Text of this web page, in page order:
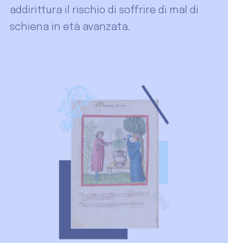
addirittura il rischio di soffrire di mal di
schiena in età avanzata.